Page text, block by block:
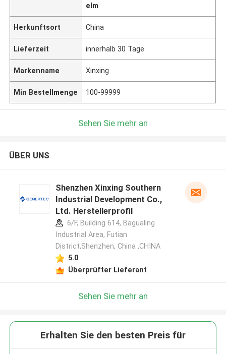
elm
Herkunftsort China
Lieferzeit innerhalb 30 Tage
Markenname Xinxing
Min Bestellmenge 100-99999
Sehen Sie mehr an
ÜBER UNS
Shenzhen Xinxing Southern
Industrial Development Co.,
Ltd. Herstellerprofil
6/F, Building 614, Bagualing
Industrial Area, Futian
District,Shenzhen, China ,CHINA
5.0
Überprüfter Lieferant
Sehen Sie mehr an
Erhalten Sie den besten Preis für